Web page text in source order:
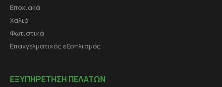
Εποχιακά
Χαλιά
Φωτιστικά
Επαγγελματικός εξοπλισμός
ΕΞΥΠΗΡΕΤΗΣΗ ΠΕΛΑΤΩΝ